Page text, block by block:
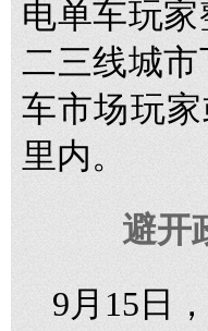
电单车玩
二三线城
车市场玩
里内。
避开政
9月15日